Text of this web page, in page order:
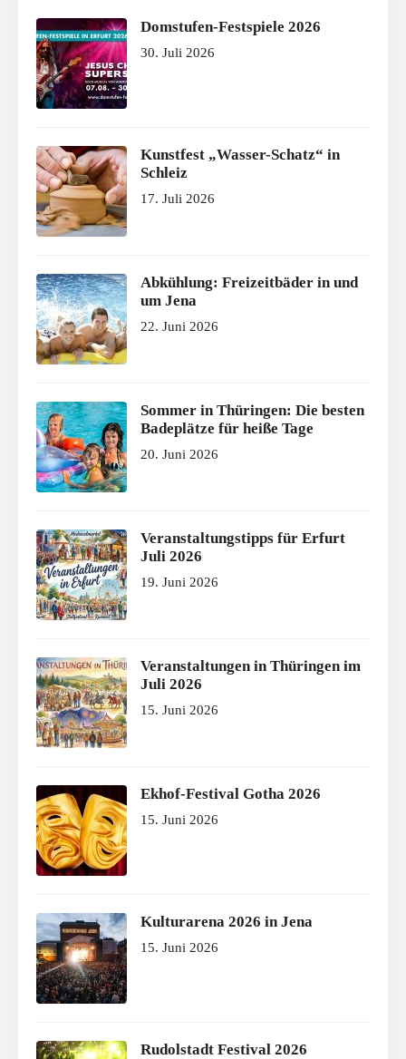
Domstufen-Festspiele 2026
30. Juli 2026
Kunstfest „Wasser-Schatz“ in
Schleiz
17. Juli 2026
Abkühlung: Freizeitbäder in und
um Jena
22. Juni 2026
Sommer in Thüringen: Die besten
Badeplätze für heiße Tage
20. Juni 2026
Veranstaltungstipps für Erfurt
Juli 2026
19. Juni 2026
Veranstaltungen in Thüringen im
Juli 2026
15. Juni 2026
Ekhof-Festival Gotha 2026
15. Juni 2026
Kulturarena 2026 in Jena
15. Juni 2026
Rudolstadt Festival 2026